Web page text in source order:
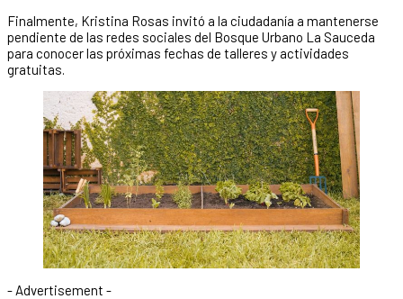
Finalmente, Kristina Rosas invitó a la ciudadanía a mantenerse
pendiente de las redes sociales del Bosque Urbano La Sauceda
para conocer las próximas fechas de talleres y actividades
gratuitas.
- Advertisement -